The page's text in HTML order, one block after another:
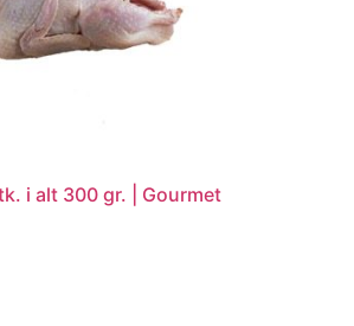
i alt 300 gr. | Gourmet